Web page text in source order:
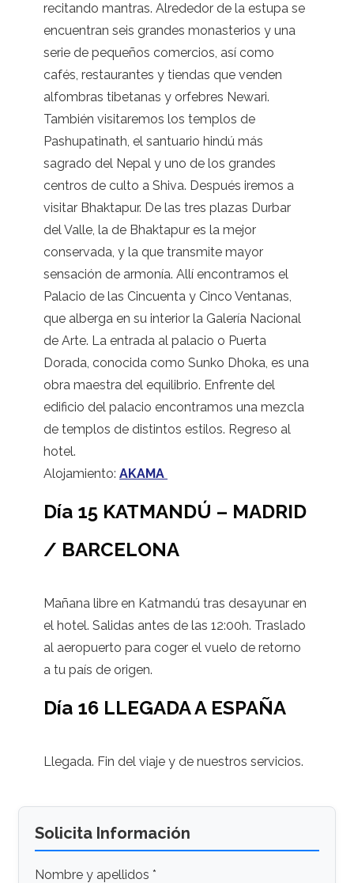
recitando mantras. Alrededor de la estupa se
encuentran seis grandes monasterios y una
serie de pequeños comercios, así como
cafés, restaurantes y tiendas que venden
alfombras tibetanas y orfebres Newari.
También visitaremos los templos de
Pashupatinath, el santuario hindú más
sagrado del Nepal y uno de los grandes
centros de culto a Shiva. Después iremos a
visitar Bhaktapur. De las tres plazas Durbar
del Valle, la de Bhaktapur es la mejor
conservada, y la que transmite mayor
sensación de armonía. Allí encontramos el
Palacio de las Cincuenta y Cinco Ventanas,
que alberga en su interior la Galería Nacional
de Arte. La entrada al palacio o Puerta
Dorada, conocida como Sunko Dhoka, es una
obra maestra del equilibrio. Enfrente del
edificio del palacio encontramos una mezcla
de templos de distintos estilos. Regreso al
hotel.
Alojamiento: AKAMA
Día 15 KATMANDÚ – MADRID
/ BARCELONA
Mañana libre en Katmandú tras desayunar en
el hotel. Salidas antes de las 12:00h. Traslado
al aeropuerto para coger el vuelo de retorno
a tu país de origen.
Día 16 LLEGADA A ESPAÑA
Llegada. Fin del viaje y de nuestros servicios.
Solicita Información
Nombre y apellidos *